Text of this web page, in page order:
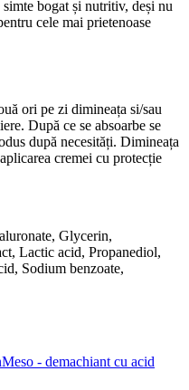
bogat și nutritiv, deși nu
cele mai prietenoase
ori pe zi dimineața si/sau
După ce se absoarbe se
după necesități. Dimineața
cremei cu protecție
Glycerin,
Lactic acid, Propanediol,
Sodium benzoate,